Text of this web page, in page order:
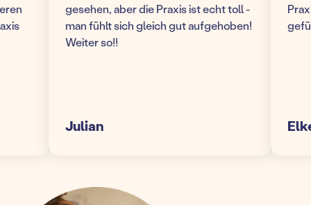
gesehen, aber die Praxis ist echt toll -
man fühlt sich gleich gut aufgehoben!
Weiter so!!
Julian Elke